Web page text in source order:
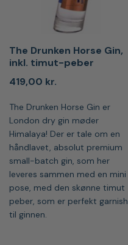
The Drunken Horse Gin,
inkl. timut-peber
419,00 kr.
The Drunken Horse Gin er
London dry gin møder
Himalaya! Der er tale om en
håndlavet, absolut premium
small-batch gin, som her
leveres sammen med en mini
pose, med den skønne timut
peber, som er perfekt garnish
til ginnen.